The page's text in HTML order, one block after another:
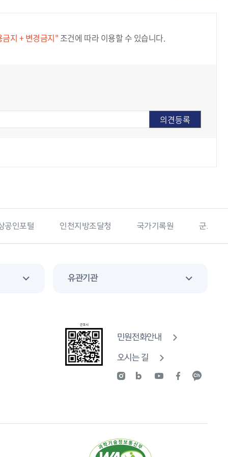
지 + 변경금지" 조건에 따라 이용할 수 있습니다.
공인포털 인천지방조달청 국가기록원 군포소
유관기관
민원전화안내
오시는 길